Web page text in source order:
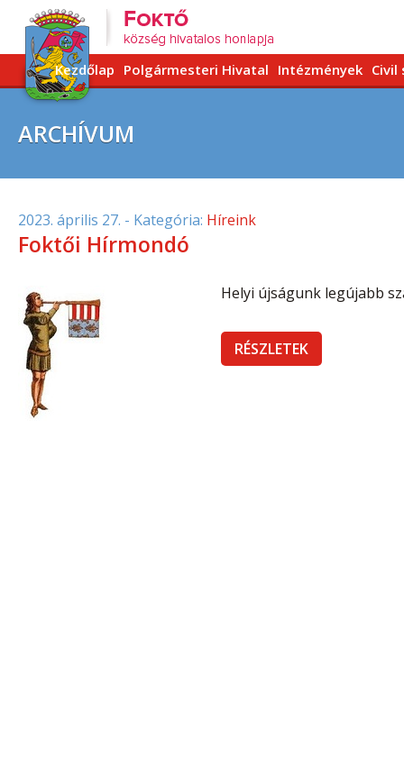
Kezdőlap Polgármesteri Hivatal Intézmények Civil
ARCHÍVUM
2023. április 27. - Kategória: Híreink
Foktői Hírmondó
Helyi újságunk legújabb
RÉSZLETEK